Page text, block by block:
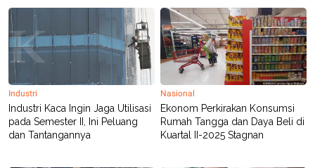
PEMBERITAAN
SIBER
PRIVACY
POLICY
Industri
Industri Kaca Ingin Jaga Utilisasi
pada Semester II, Ini Peluang
dan Tantangannya
Nasional
Ekonom Perkirakan Konsumsi
Rumah Tangga dan Daya Beli di
Kuartal II-2025 Stagnan